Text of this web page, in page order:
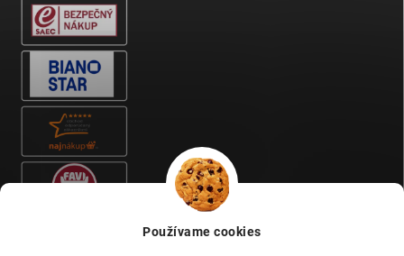
Používame cookies